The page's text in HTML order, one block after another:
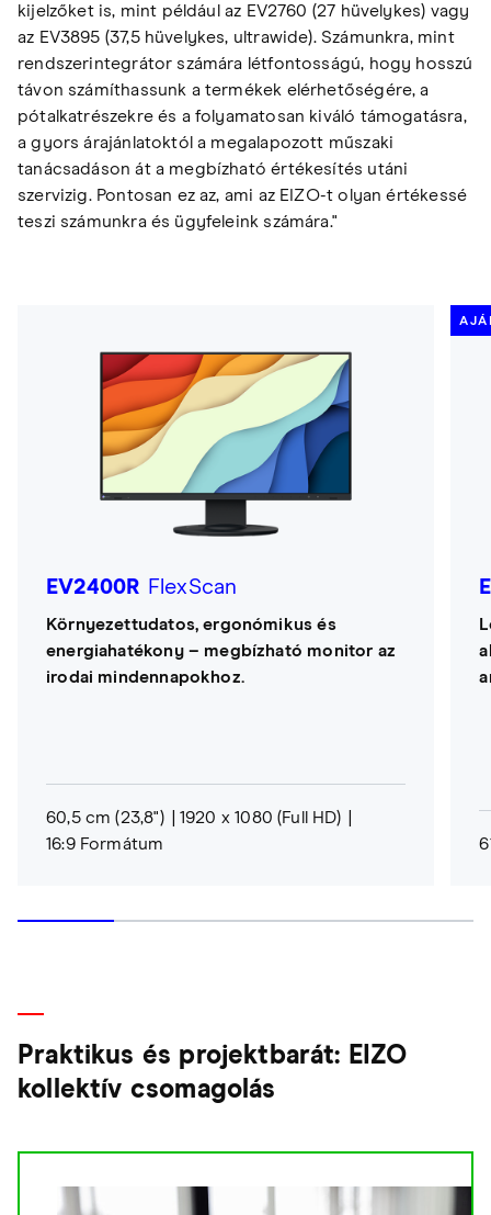
kijelzőket is, mint például az EV2760 (27 hüvelykes) vagy
az EV3895 (37,5 hüvelykes, ultrawide). Számunkra, mint
rendszerintegrátor számára létfontosságú, hogy hosszú
távon számíthassunk a termékek elérhetőségére, a
pótalkatrészekre és a folyamatosan kiváló támogatásra,
a gyors árajánlatoktól a megalapozott műszaki
tanácsadáson át a megbízható értékesítés utáni
szervizig. Pontosan ez az, ami az EIZO-t olyan értékessé
teszi számunkra és ügyfeleink számára."
EV2400R FlexScan
Környezettudatos, ergonómikus és
energiahatékony – megbízható monitor az
irodai mindennapokhoz.
60,5 cm (23,8")
1920 x 1080 (Full HD)
16:9 Formátum
Praktikus és projektbarát: EIZO
kollektív csomagolás